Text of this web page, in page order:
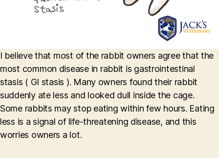
I believe that most of the rabbit owners agree that the
most common disease in rabbit is gastrointestinal
stasis ( GI stasis ). Many owners found their rabbit
suddenly ate less and looked dull inside the cage.
Some rabbits may stop eating within few hours. Eating
less is a signal of life-threatening disease, and this
worries owners a lot.